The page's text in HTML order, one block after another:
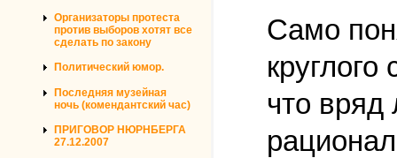
Организаторы протеста
против выборов хотят все
сделать по закону
Политический юмор.
Последняя музейная
ночь (комендантский час)
ПРИГОВОР НЮРНБЕРГА
27.12.2007
Само
что вряд